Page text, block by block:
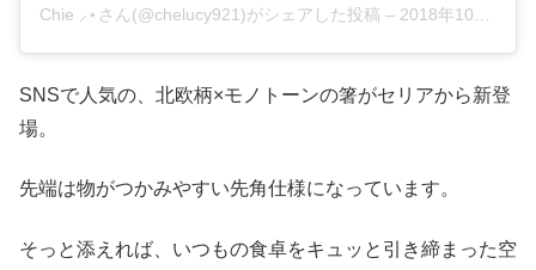
Chie ⸝⋆さん(@chelucy921)がシェアした投稿 – 2018年10月月22日午後6時29分PDT
SNSで人気の、北欧柄×モノトーンの箸がセリアから新登
場。
先端は物がつかみやすい先角仕様になっています。
そっと添えれば、いつもの食卓をキュッと引き締まった空